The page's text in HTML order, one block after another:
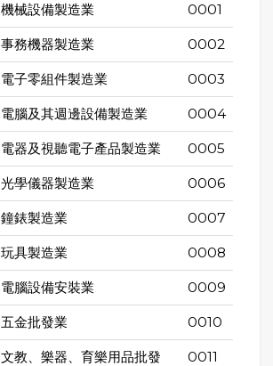
機械設備製造業 0001
事務機器製造業 0002
電子零組件製造業 0003
電腦及其週邊設備製造業 0004
電器及視聽電子產品製造業 0005
光學儀器製造業 0006
鐘錶製造業 0007
玩具製造業 0008
電腦設備安裝業 0009
五金批發業 0010
文教、樂器、育樂用品批發
0011